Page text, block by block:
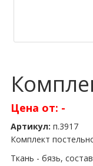
Цена от: -
Артикул: п.3917
Комплект
Ткань - бязь,